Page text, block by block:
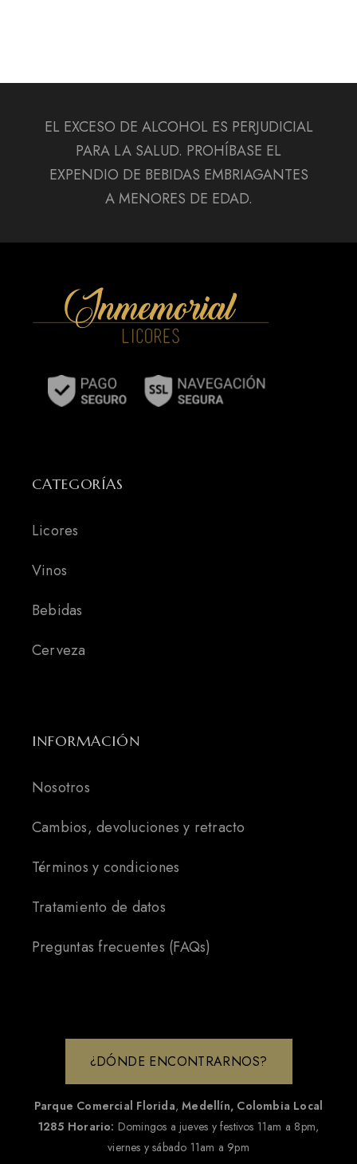
EL EXCESO DE ALCOHOL ES PERJUDICIAL
PARA LA SALUD. PROHÍBASE EL
EXPENDIO DE BEBIDAS EMBRIAGANTES
A MENORES DE EDAD.
CATEGORÍAS
Licores
Vinos
Bebidas
Cerveza
INFORMACIÓN
Nosotros
Cambios, devoluciones y retracto
Términos y condiciones
Tratamiento de datos
Preguntas frecuentes (FAQs)
¿DÓNDE ENCONTRARNOS?
Parque Comercial Florida,Medellín, Colombia Local
1285 Horario: Domingos a jueves y festivos 11am a 8pm,
viernes y sábado 11am a 9pm